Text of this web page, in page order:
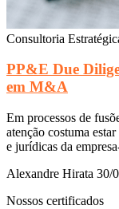
Consultoria
PP&E Due
em M&A
Em processos de
atenção costuma
e jurídicas da
Alexandre Hirata 30/
Nossos certificados